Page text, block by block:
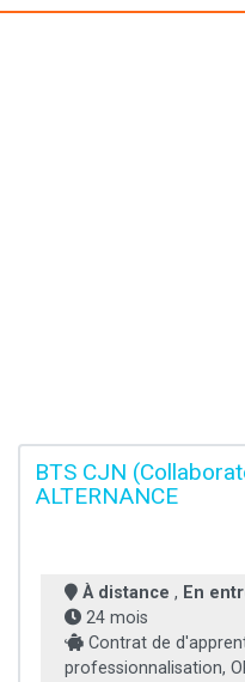
BTS CJN
ALTERNANCE
À distance , En
24 mois
Contrat de
professionnalisation,